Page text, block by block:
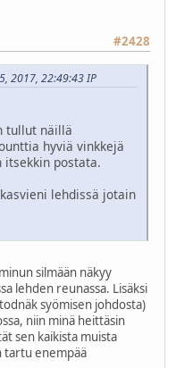
#2428
2017, 22:49:43 IP
tullut näillä
hyviä vinkkejä
postata.
lehdissä jotain
silmään näkyy
lehden reunassa. Lisäksi
syömisen johdosta)
niin minä heittäsin
sen kaikista muista
tartu enempää